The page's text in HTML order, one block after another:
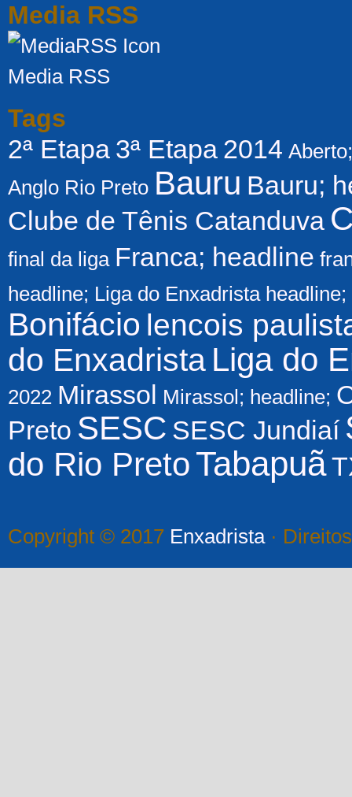
Media RSS
Media RSS
Tags
2ª Etapa 3ª Etapa 2014
Anglo Rio Preto Bauru Bauru;
Clube de Tênis Catanduva
final da liga Franca; headline
headline; Liga do Enxadrista
Bonifácio lencois
do Enxadrista Liga do
2022 Mirassol Mirassol; headline;
Preto SESC SESC Jundiaí
do Rio PretoTabapuã
Copyright © 2017 Enxadrista·